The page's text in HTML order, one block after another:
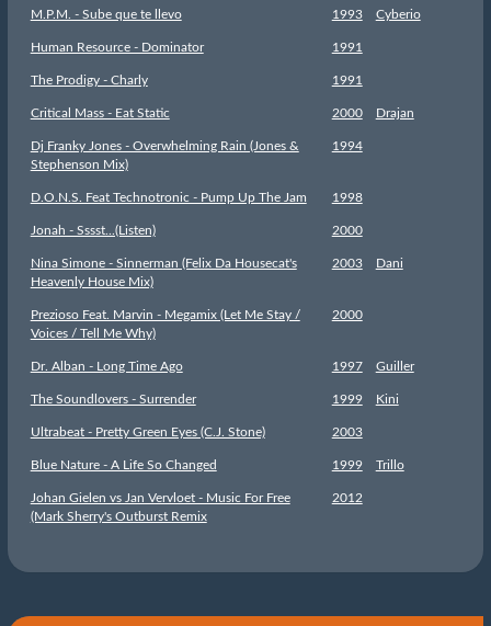
M.P.M. - Sube que te llevo 1993 Cyberio
Human Resource - Dominator 1991
The Prodigy - Charly 1991
Critical Mass - Eat Static 2000 Drajan
Dj Franky Jones - Overwhelming Rain (Jones &
Stephenson Mix)
1994
D.O.N.S. Feat Technotronic - Pump Up The Jam 1998
Jonah - Sssst...(Listen) 2000
Nina Simone - Sinnerman (Felix Da Housecat's
Heavenly House Mix)
2003 Dani
Prezioso Feat. Marvin - Megamix (Let Me Stay /
Voices / Tell Me Why)
2000
Dr. Alban - Long Time Ago 1997 Guiller
The Soundlovers - Surrender 1999 Kini
Ultrabeat - Pretty Green Eyes (C.J. Stone) 2003
Blue Nature - A Life So Changed 1999 Trillo
Johan Gielen vs Jan Vervloet - Music For Free
(Mark Sherry's Outburst Remix
2012